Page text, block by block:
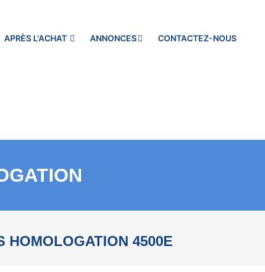
APRÈS L'ACHAT ANNONCES CONTACTEZ-NOUS
HOMOLOGATION 4500E